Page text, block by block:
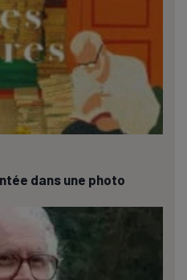
dans une photo